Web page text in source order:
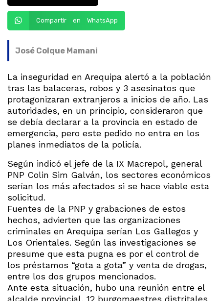
Compartir en WhatsApp
José Colque Mamani
La inseguridad en Arequipa alertó a la población
tras las balaceras, robos y 3 asesinatos que
protagonizaran extranjeros a inicios de año. Las
autoridades, en un principio, consideraron que
se debía declarar a la provincia en estado de
emergencia, pero este pedido no entra en los
planes inmediatos de la policía.
Según indicó el jefe de la IX Macrepol, general
PNP Colin Sim Galván, los sectores económicos
serían los más afectados si se hace viable esta
solicitud.
Fuentes de la PNP y grabaciones de estos
hechos, advierten que las organizaciones
criminales en Arequipa serían Los Gallegos y
Los Orientales. Según las investigaciones se
presume que esta pugna es por el control de
los préstamos “gota a gota” y venta de drogas,
entre los dos grupos mencionados.
Ante esta situación, hubo una reunión entre el
alcalde provincial, 12 burgomaestres distritales